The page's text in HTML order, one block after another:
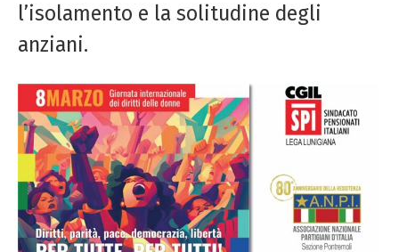
l’isolamento e la solitudine degli
anziani.